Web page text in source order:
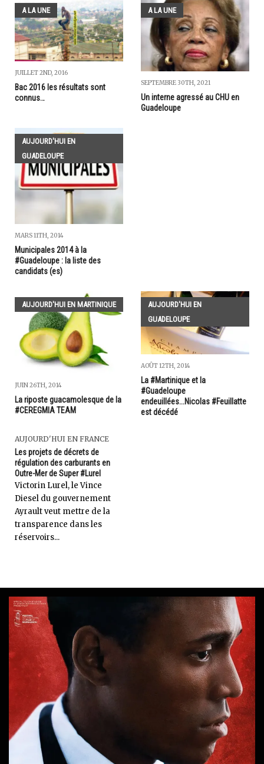
A LA UNE
JUILLET 2ND, 2016
Bac 2016 les résultats sont
connus…
A LA UNE
SEPTEMBRE 30TH, 2021
Un interne agressé au CHU en
Guadeloupe
AUJOURD'HUI EN
GUADELOUPE
MARS 11TH, 2014
Municipales 2014 à la
#Guadeloupe : la liste des
candidats (es)
AUJOURD'HUI EN MARTINIQUE
JUIN 26TH, 2014
La riposte guacamolesque de la
#CEREGMIA TEAM
AUJOURD'HUI EN
GUADELOUPE
AOÛT 12TH, 2014
La #Martinique et la
#Guadeloupe
endeuillées...Nicolas #Feuillatte
est décédé
AUJOURD'HUI EN FRANCE
Les projets de décrets de
régulation des carburants en
Outre-Mer de Super #Lurel
Victorin Lurel, le Vince
Diesel du gouvernement
Ayrault veut mettre de la
transparence dans les
réservoirs...